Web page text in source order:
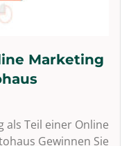
Marketing
als Teil einer Online
Gewinnen Sie